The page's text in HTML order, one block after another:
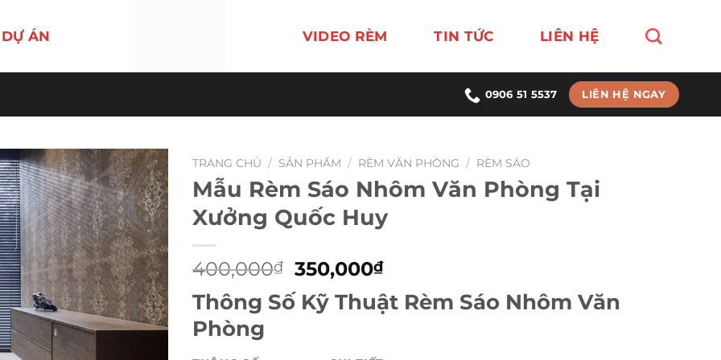
DỰ ÁN VIDEO RÈM TIN TỨC LIÊN HỆ
0906 51 5537 LIÊN HỆ NGAY
TRANG CHỦ / SẢN PHẨM / RÈM VĂN PHÒNG / RÈM SÁO
Mẫu Rèm Sáo Nhôm Văn Phòng Tại
Xưởng Quốc Huy
400,000₫
Giá
gốc
là:
350,000₫Giá
tại
Thông Số Kỹ Thuật Rèm Sáo Nhôm Văn
Phòng